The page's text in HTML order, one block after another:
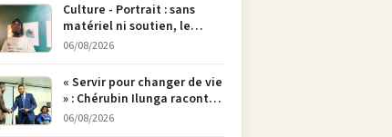
Culture - Portrait : sans
matériel ni soutien, le
dessinateur Justin
son crayon
06/08/2026
« Servir pour changer de vie
» : Chérubin Ilunga raconte
le parcours du député
06/08/2026